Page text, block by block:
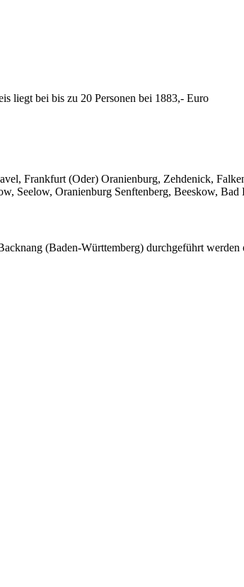
liegt bei bis zu 20 Personen bei 1883,- Euro
Frankfurt (Oder) Oranienburg, Zehdenick,
Seelow, Oranienburg Senftenberg, Beeskow,
(Baden-Württemberg) durchgeführt